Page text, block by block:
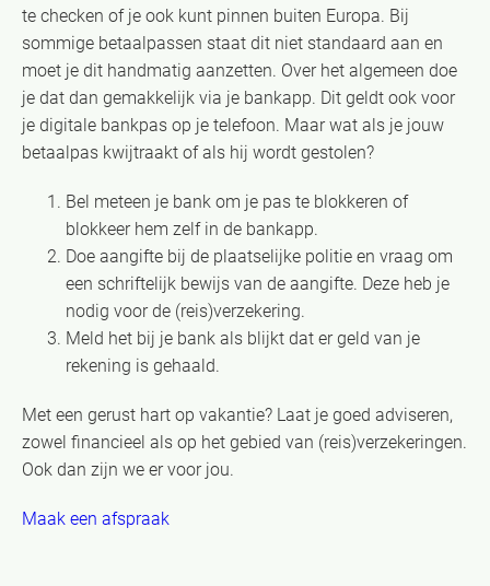
te checken of je ook kunt pinnen buiten Europa. Bij
sommige betaalpassen staat dit niet standaard aan en
moet je dit handmatig aanzetten. Over het algemeen doe
je dat dan gemakkelijk via je bankapp. Dit geldt ook voor
je digitale bankpas op je telefoon. Maar wat als je jouw
betaalpas kwijtraakt of als hij wordt gestolen?
Bel meteen je bank om je pas te blokkeren of
blokkeer hem zelf in de bankapp.
Doe aangifte bij de plaatselijke politie en vraag om
een schriftelijk bewijs van de aangifte. Deze heb je
nodig voor de (reis)verzekering.
Meld het bij je bank als blijkt dat er geld van je
rekening is gehaald.
Met een gerust hart op vakantie? Laat je goed adviseren,
zowel financieel als op het gebied van (reis)verzekeringen.
Ook dan zijn we er voor jou.
Maak een afspraak